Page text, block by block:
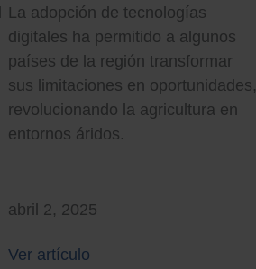
La adopción de tecnologías
digitales ha permitido a algunos
países de la región transformar
sus limitaciones en oportunidades,
revolucionando la agricultura en
entornos áridos.
Ver artículo
abril 2, 2025